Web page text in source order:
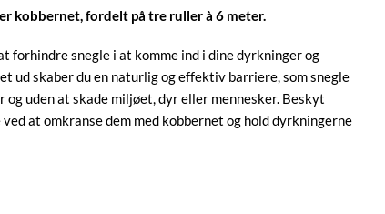
kobbernet, fordelt på tre ruller à 6 meter.
forhindre snegle i at komme ind i dine dyrkninger og
ud skaber du en naturlig og effektiv barriere, som snegle
og uden at skade miljøet, dyr eller mennesker. Beskyt
at omkranse dem med kobbernet og hold dyrkningerne